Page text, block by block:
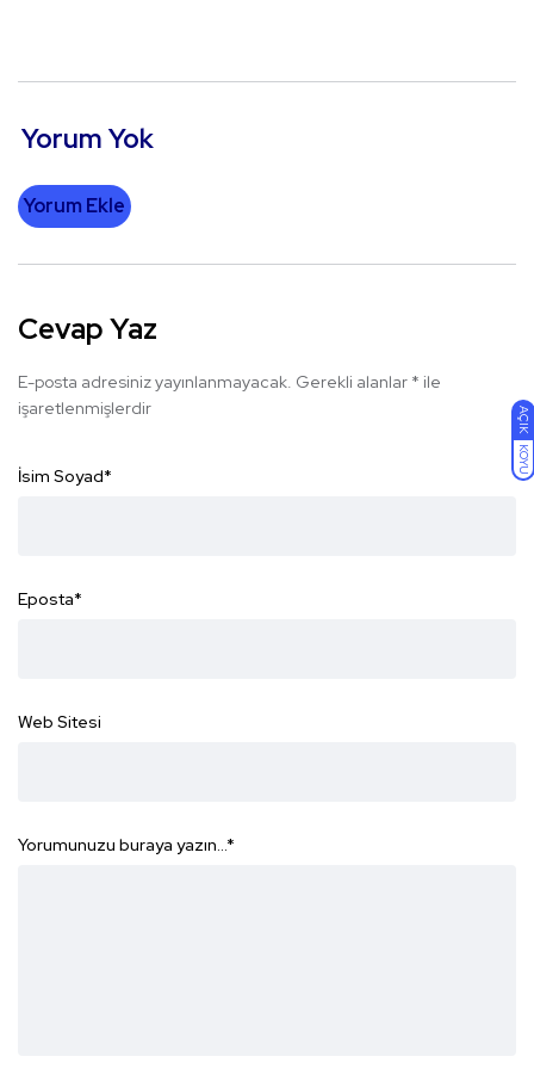
AÇIK
KOYU
Yorum Yok
Yorum Ekle
Cevap Yaz
E-posta adresiniz yayınlanmayacak. Gerekli alanlar * ile
işaretlenmişlerdir
İsim Soyad*
Eposta*
Web Sitesi
Yorumunuzu buraya yazın...*